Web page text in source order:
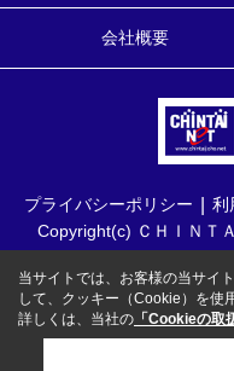
会社概要
プライバシーポリシー 利
Copyright(c) ＣＨＩＮＴ
当サイトでは、お客様の当サイ
して、クッキー（Cookie）を使
詳しくは、当社の 「Cookieの取